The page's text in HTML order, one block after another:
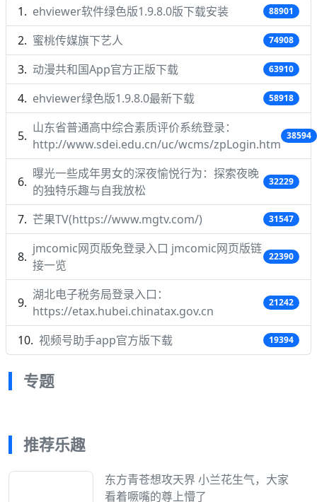
ehviewer软件绿色版1.9.8.0版下载安装 88901
蜜桃传媒旗下艺人 74908
动漫共和国App官方正版下载 63910
ehviewer绿色版1.9.8.0最新下载 58918
山东省普通高中综合素质评价系统登录：
http://www.sdei.edu.cn/uc/wcms/zpLogin.htm
38594
曝光一些成年男女的深夜愉悦行为：探索夜晚
的独特乐趣与自我放松
32229
芒果TV(https://www.mgtv.com/) 31547
jmcomic网页版免登录入口 jmcomic网页版链
接一览
22390
湖北电子税务局登录入口：
https://etax.hubei.chinatax.gov.cn
21242
视频号助手app官方版下载 19394
专题
推荐乐趣
东方青苍想攻天界 小兰花生气，大家
看着噘嘴的尊上懵了